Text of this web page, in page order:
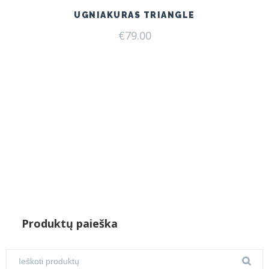
UGNIAKURAS TRIANGLE
€79.00
Produktų paieška